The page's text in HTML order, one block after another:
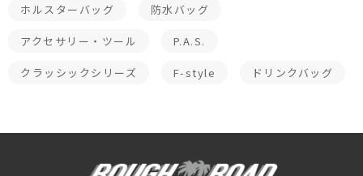
ホルスターバッグ 防水バッグ
アクセサリー・ツール P.A.S.
クラッシックシリーズ F-style ドリンクバッグ